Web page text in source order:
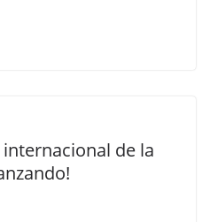
internacional de la